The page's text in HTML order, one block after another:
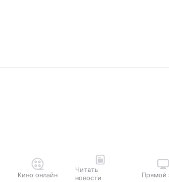
Кино онлайн
Читать
новости
Прямой